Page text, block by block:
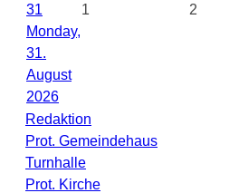
31
Monday,
31.
August
2026
1 2
Redaktion
Prot. Gemeindehaus
Turnhalle
Prot. Kirche